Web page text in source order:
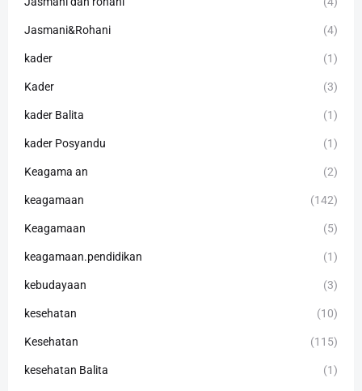
Jasmani&Rohani (4)
kader (1)
Kader (3)
kader Balita (1)
kader Posyandu (1)
Keagama an (2)
keagamaan (142)
Keagamaan (5)
keagamaan.pendidikan (1)
kebudayaan (3)
kesehatan (10)
Kesehatan (115)
kesehatan Balita (1)